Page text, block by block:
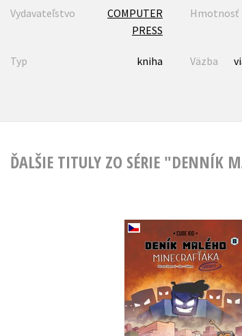
Vydavateľstvo
COMPUTER
PRESS
Hmotnosť
Typ kniha Väzba
ĎALŠIE TITULY ZO SÉRIE "DENNÍK
Deník malého
Minecrafťáka: komiks
8
Cube Kid